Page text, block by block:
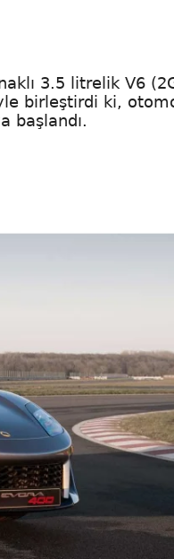
3.5 litrelik V6
birleştirdi ki,
başlandı.